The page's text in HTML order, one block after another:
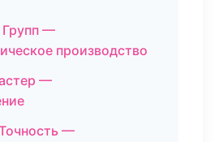
Групп —
производство
—
—